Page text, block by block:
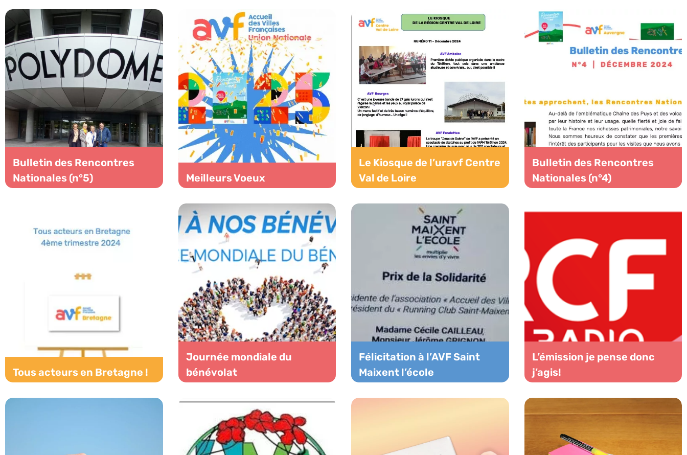
Bulletin des Rencontres
Nationales (n°5)
Meilleurs Voeux
Le Kiosque de l’uravf Centre
Val de Loire
Bulletin des Rencontres
Nationales (n°4)
Tous acteurs en Bretagne !
Journée mondiale du
bénévolat
Félicitation à l’AVF Saint
Maixent l’école
L’émission je pense donc
j’agis!